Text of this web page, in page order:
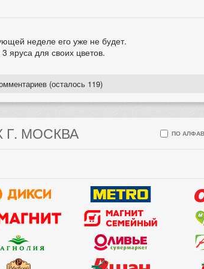
неделе его уже не будет.
яруса для своих цветов.
(осталось 119)
Г. МОСКВА ПО